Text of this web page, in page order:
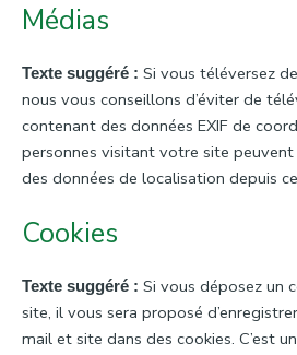
Médias
Texte suggéré : Si vous téléversez
nous vous conseillons d’éviter de
contenant des données EXIF de
personnes visitant votre site
des données de localisation depuis
Cookies
Texte suggéré : Si vous déposez un
site, il vous sera proposé
mail et site dans des cookies. C’est